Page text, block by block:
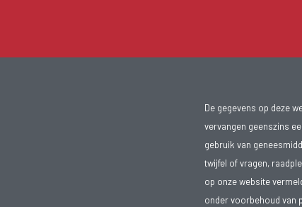
De gegevens op deze
vervangen geenszins
gebruik van
twijfel of vragen,
op onze website
onder voorbehoud van